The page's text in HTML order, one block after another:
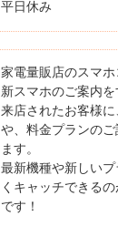
平日休み
家電量販店のスマ
新スマホのご案内を
来店されたお客様
や、料金プランの
ます。
最新機種や新しい
くキャッチできる
です！